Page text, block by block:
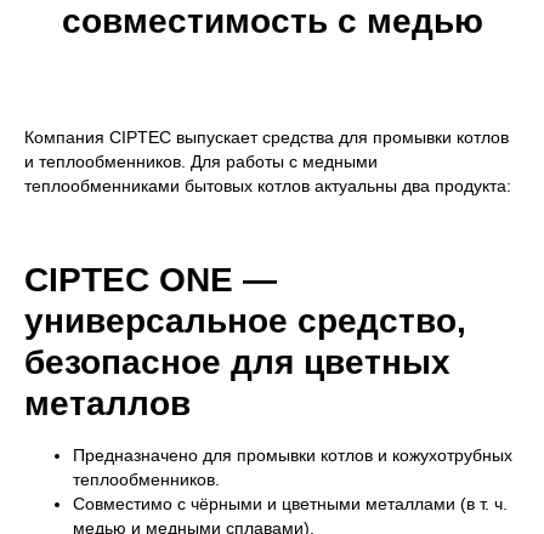
совместимость с медью
Компания CIPTEC выпускает средства для промывки котлов
и теплообменников. Для работы с медными
теплообменниками бытовых котлов актуальны два продукта:
CIPTEC ONE —
универсальное средство,
безопасное для цветных
металлов
Предназначено для промывки котлов и кожухотрубных
теплообменников.
Совместимо с чёрными и цветными металлами (в т. ч.
медью и медными сплавами).